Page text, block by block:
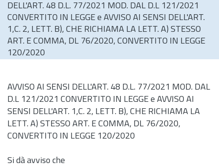
DELL'ART. 48 D.L. 77/2021 MOD. DAL D.L 121/2021
CONVERTITO IN LEGGE e AVVISO AI SENSI DELL'ART.
1,C. 2, LETT. B), CHE RICHIAMA LA LETT. A) STESSO
ART. E COMMA, DL 76/2020, CONVERTITO IN LEGGE
120/2020
AVVISO AI SENSI DELL'ART. 48 D.L. 77/2021 MOD. DAL
D.L 121/2021 CONVERTITO IN LEGGE e AVVISO AI
SENSI DELL'ART. 1,C. 2, LETT. B), CHE RICHIAMA LA
LETT. A) STESSO ART. E COMMA, DL 76/2020,
CONVERTITO IN LEGGE 120/2020
Si dà avviso che